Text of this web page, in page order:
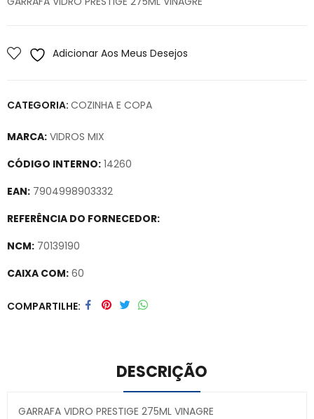
Adicionar Aos Meus Desejos
CATEGORIA: COZINHA E COPA
MARCA: VIDROS MIX
CÓDIGO INTERNO: 14260
EAN: 7904998903332
REFERÊNCIA DO FORNECEDOR:
NCM: 70139190
CAIXA COM: 60
Secure crypto portfolio manager for desktops and mobile –
COMPARTILHE
DESCRIÇÃO
GARRAFA VIDRO PRESTIGE 275ML VINAGRE